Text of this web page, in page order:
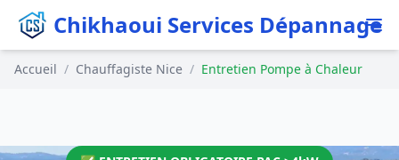
Chikhaoui Services Dépannage
Accueil / Chauffagiste Nice / Entretien Pompe à Chaleur